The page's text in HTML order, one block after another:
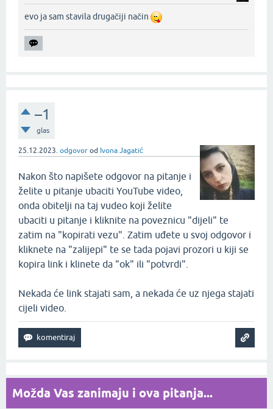
evo ja sam stavila drugačiji način
–1
glas
25.12.2023. odgovor od Ivona Jagatić
Nakon što napišete odgovor na pitanje i
želite u pitanje ubaciti YouTube video,
onda obitelji na taj vudeo koji želite
ubaciti u pitanje i kliknite na poveznicu "dijeli" te
zatim na "kopirati vezu". Zatim uđete u svoj odgovor i
kliknete na "zalijepi" te se tada pojavi prozori u kiji se
kopira link i klinete da "ok" ili "potvrdi".
Nekada će link stajati sam, a nekada će uz njega stajati
cijeli video.
Možda Vas zanimaju i ova pitanja...